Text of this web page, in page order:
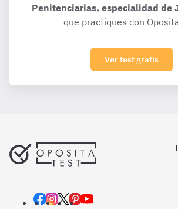
Penitenciarias, especialidad de
que practiques con
Ver test gratis